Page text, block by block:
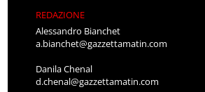
REDAZIONE
Alessandro Bianchet
a.bianchet@gazzettamatin.com
Danila Chenal
d.chenal@gazzettamatin.com